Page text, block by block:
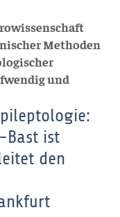
Methoden
und
Bast ist
den